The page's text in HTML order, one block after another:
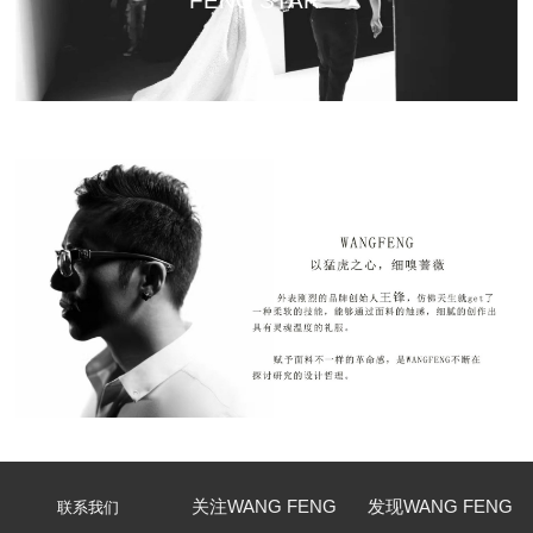
联系我们 关注WANG FENG 发现WANG FENG